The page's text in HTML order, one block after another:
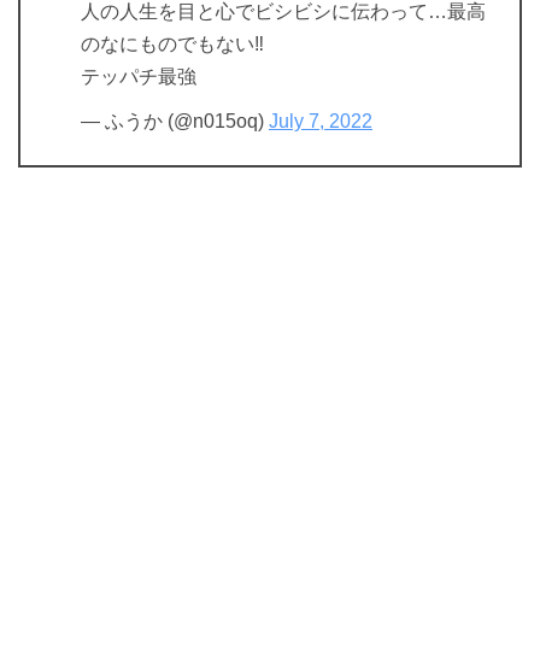
人の人生を目と心でビシビシに伝わって…最高
のなにものでもない‼
テッパチ最強
— ふうか (@n015oq) July 7, 2022